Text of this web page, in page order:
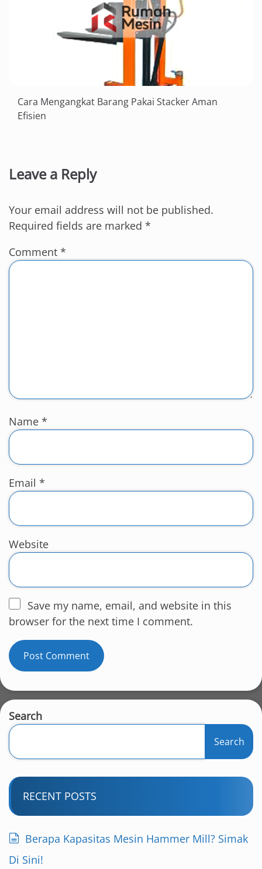
Cara Mengangkat Barang Pakai Stacker Aman
Efisien
Leave a Reply
Your email address will not be published.
Required fields are marked *
Comment *
Name *
Email *
Website
Save my name, email, and website in this
browser for the next time I comment.
Search
Search
RECENT POSTS
Berapa Kapasitas Mesin Hammer Mill? Simak
Di Sini!